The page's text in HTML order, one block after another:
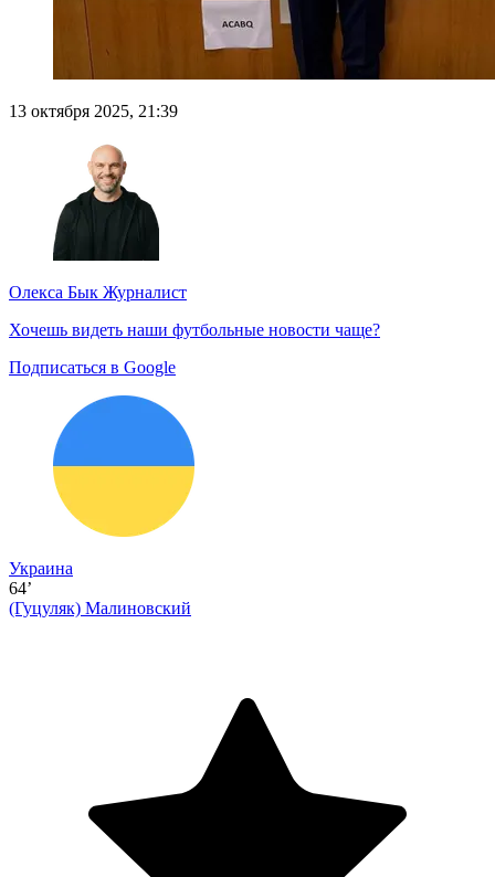
13 октября 2025, 21:39
Олекса Бык Журналист
Хочешь видеть наши футбольные новости чаще?
Подписаться в Google
Украина
64’
(Гуцуляк) Малиновский